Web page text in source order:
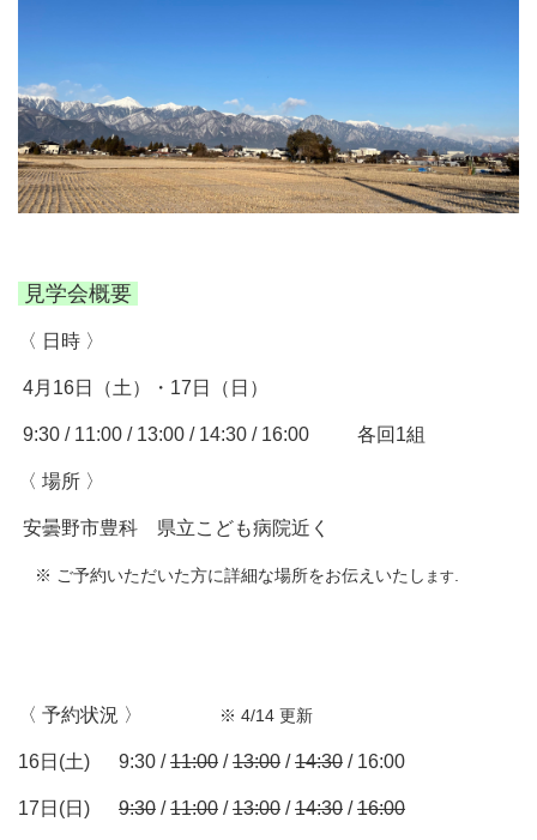
見学会概要
〈 日時 〉
4月16日（土）・17日（日）
9:30 / 11:00 / 13:00 / 14:30 / 16:00 各回1組
〈 場所 〉
安曇野市豊科 県立こども病院近く
※ ご予約いただいた方に詳細な場所をお伝えいたし ます
〈 予約状況 〉 ※ 4/14 更新
16日(土) 9:30 /11:00 /13:00 /14:30 / 16:00
17日(日) 9:30 /11:00 /13:00 /14:30 /16:00